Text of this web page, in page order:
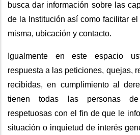
busca dar información sobre las
de la Institución así como facilitar
misma, ubicación y contacto.
Igualmente en este espacio
respuesta a las peticiones, quejas,
recibidas, en cumplimiento al
tienen todas las personas de
respetuosas con el fin de que le
situación o inquietud de interés